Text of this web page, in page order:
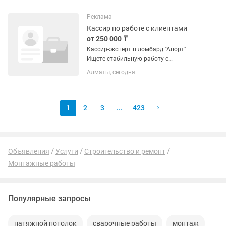
попасть в цвет печати...
Реклама
Кассир по работе с клиентами
от 250 000 ₸
Кассир-эксперт в ломбард "Апорт"
Ищете стабильную работу с
Мы расширяем команду! Опыт работы
Алматы, сегодня
1 2 3 ... 423
Объявления Услуги
Строительство и ремонт
Монтажные работы
Популярные запросы
натяжной потолок сварочные работы монтаж